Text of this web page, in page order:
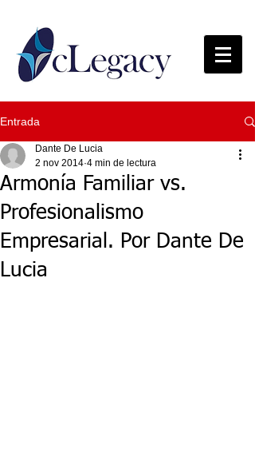
Entrada
Armonía Familiar vs.
Profesionalismo
Empresarial. Por Dante De
Lucia
Dante De Lucia
2 nov 2014 4 min de lectura